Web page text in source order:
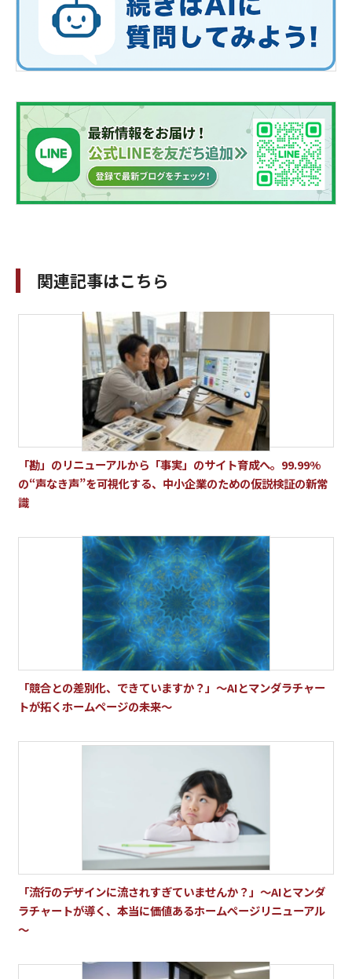
関連記事はこちら
「勘」のリニューアルから「事実」のサイト育成へ。99.99%
の“声なき声”を可視化する、中小企業のための仮説検証の新常
識
「競合との差別化、できていますか？」～AIとマンダラチャー
トが拓くホームページの未来～
「流行のデザインに流されすぎていませんか？」～AIとマンダ
ラチャートが導く、本当に価値あるホームページリニューアル
～